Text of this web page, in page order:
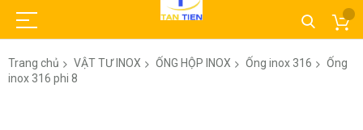
Trang chủ VẬT TƯ INOX ỐNG HỘP INOX Ống inox 316
Ống
inox 316 phi 8